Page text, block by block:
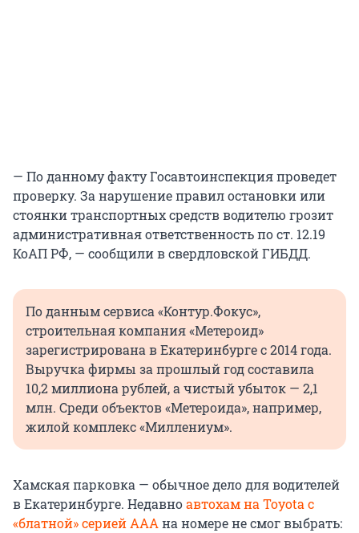
— По данному факту Госавтоинспекция проведет
проверку. За нарушение правил остановки или
стоянки транспортных средств водителю грозит
административная ответственность по ст. 12.19
КоАП РФ, — сообщили в свердловской ГИБДД.
По данным сервиса «Контур.Фокус»,
строительная компания «Метероид»
зарегистрирована в Екатеринбурге с 2014 года.
Выручка фирмы за прошлый год составила
10,2 миллиона рублей, а чистый убыток — 2,1
млн. Среди объектов «Метероида», например,
жилой комплекс «Миллениум».
Хамская парковка — обычное дело для водителей
в Екатеринбурге. Недавноавтохам на Toyota с
«блатной» серией АААна номере не смог выбрать: